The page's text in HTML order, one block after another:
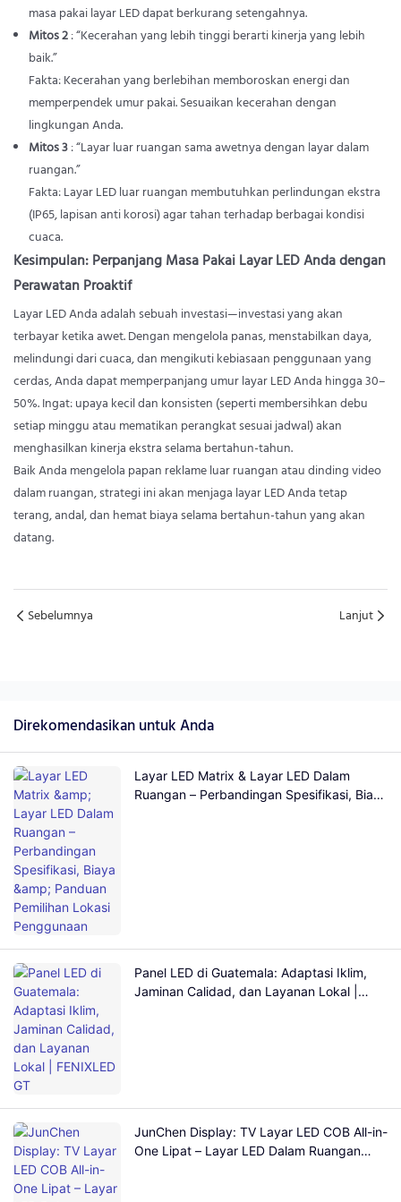
masa pakai layar LED dapat berkurang setengahnya.
Mitos 2: “Kecerahan yang lebih tinggi berarti kinerja yang lebih
baik.”
Fakta: Kecerahan yang berlebihan memboroskan energi dan
memperpendek umur pakai. Sesuaikan kecerahan dengan
lingkungan Anda.
Mitos 3: “Layar luar ruangan sama awetnya dengan layar dalam
ruangan.”
Fakta: Layar LED luar ruangan membutuhkan perlindungan ekstra
(IP65, lapisan anti korosi) agar tahan terhadap berbagai kondisi
cuaca.
Kesimpulan: Perpanjang Masa Pakai Layar LED Anda dengan
Perawatan Proaktif
Layar LED Anda adalah sebuah investasi—investasi yang akan
terbayar ketika awet. Dengan mengelola panas, menstabilkan daya,
melindungi dari cuaca, dan mengikuti kebiasaan penggunaan yang
cerdas, Anda dapat memperpanjang umur layar LED Anda hingga 30–
50%. Ingat: upaya kecil dan konsisten (seperti membersihkan debu
setiap minggu atau mematikan perangkat sesuai jadwal) akan
menghasilkan kinerja ekstra selama bertahun-tahun.
Baik Anda mengelola papan reklame luar ruangan atau dinding video
dalam ruangan, strategi ini akan menjaga layar LED Anda tetap
terang, andal, dan hemat biaya selama bertahun-tahun yang akan
datang.
Sebelumnya Lanjut
Direkomendasikan untuk Anda
Layar LED Matrix & Layar LED Dalam
Ruangan – Perbandingan Spesifikasi, Biaya
Panel LED di Guatemala: Adaptasi Iklim,
Jaminan Calidad, dan Layanan Lokal |
JunChen Display: TV Layar LED COB All-in-
One Lipat – Layar LED Dalam Ruangan